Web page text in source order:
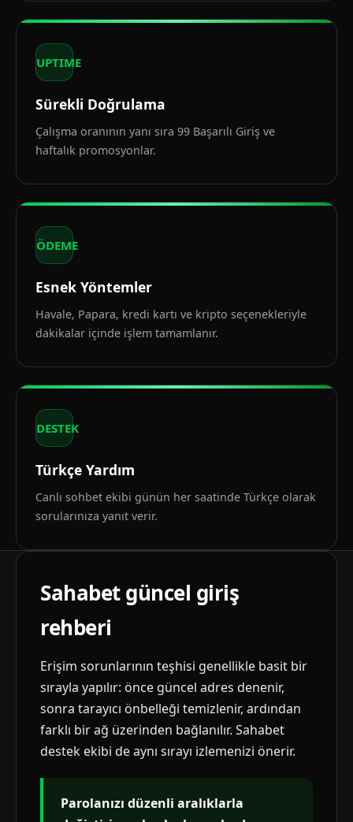
UPTIME
Sürekli Doğrulama
Çalışma oranının yanı sıra 99 Başarılı Giriş ve
haftalık promosyonlar.
ÖDEME
Esnek Yöntemler
Havale, Papara, kredi kartı ve kripto seçenekleriyle
dakikalar içinde işlem tamamlanır.
DESTEK
Türkçe Yardım
Canlı sohbet ekibi günün her saatinde Türkçe olarak
sorularınıza yanıt verir.
Sahabet güncel giriş
rehberi
Erişim sorunlarının teşhisi genellikle basit bir
sırayla yapılır: önce güncel adres denenir,
sonra tarayıcı önbelleği temizlenir, ardından
farklı bir ağ üzerinden bağlanılır. Sahabet
destek ekibi de aynı sırayı izlemenizi önerir.
Parolanızı düzenli aralıklarla